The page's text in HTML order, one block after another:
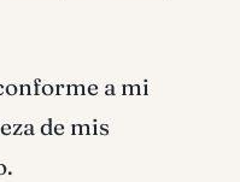
a mi
de mis